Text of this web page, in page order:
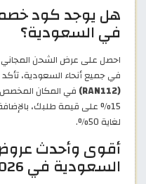
هل يوجد كود
في السعودية؟
في جميع أنحاء السعودية،
(RAN112)
في المكان
15% على قيمة طلبك،
لغاية 50%.
أقوى وأحدث
السعودية في 2026